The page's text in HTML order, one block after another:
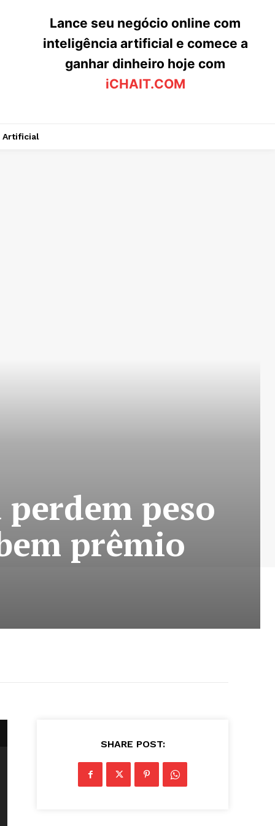
Lance seu negócio online com
inteligência artificial e comece a
ganhar dinheiro hoje com
iCHAIT.COM
Artificial
peso
prêmio
SHARE POST: